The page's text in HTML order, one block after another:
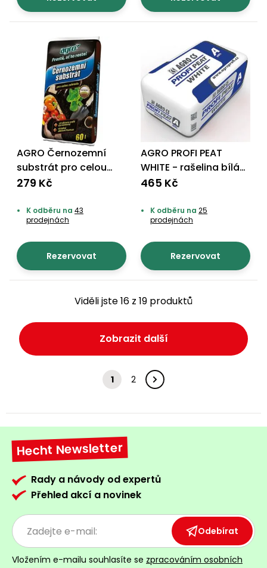
AGRO Černozemní
substrát pro celou
zahradu 60 l
279 Kč
K odběru na 43
prodejnách
Rezervovat
AGRO PROFI PEAT
WHITE - rašelina bílá
180 L
465 Kč
K odběru na 25
prodejnách
Rezervovat
Viděli jste 16 z 19 produktů
Zobrazit další
1 2
Hecht Newsletter
Rady a návody od expertů
Přehled akcí a novinek
Odebírat
Vložením e-mailu souhlasíte se zpracováním osobních